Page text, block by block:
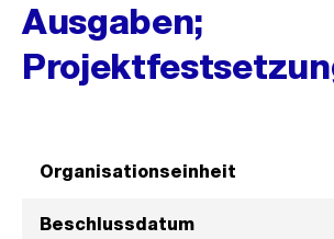
Ausgaben;
Organisationseinheit
Beschlussdatum